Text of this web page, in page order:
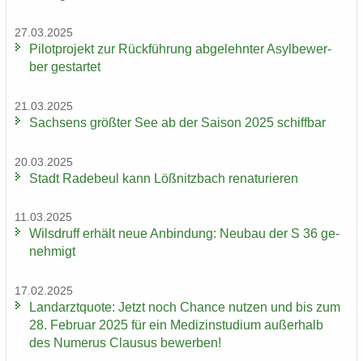
27.03.2025
Pi­lot­pro­jekt zur Rück­füh­rung ab­ge­lehn­ter Asyl­be­wer­
ber ge­star­tet
21.03.2025
Sach­sens größ­ter See ab der Sai­son 2025 schiff­bar
20.03.2025
Stadt Ra­de­beul kann Löß­nitz­bach re­na­tu­rie­ren
11.03.2025
Wilsd­ruff er­hält neue An­bin­dung: Neu­bau der S 36 ge­
neh­migt
17.02.2025
Land­arzt­quo­te: Jetzt noch Chan­ce nut­zen und bis zum
28. Fe­bru­ar 2025 für ein Me­di­zin­stu­di­um au­ßer­halb
des Nu­me­rus Clau­sus be­wer­ben!